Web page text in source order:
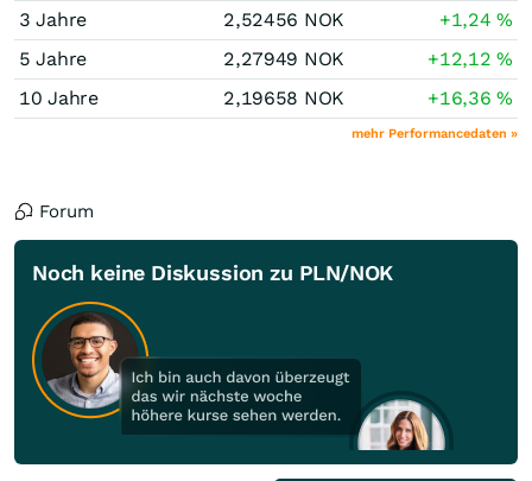
3 Jahre 2,52456 NOK +1,24%
5 Jahre
2,27949 NOK +12,12%
10 Jahre
2,19658 NOK +16,36%
mehr Performancedaten »
Forum
Noch keine Diskussion zu PLN/NOK